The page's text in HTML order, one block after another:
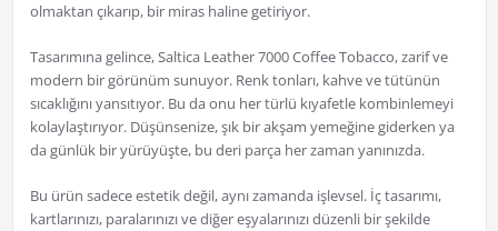
olmaktan çıkarıp, bir miras haline getiriyor.
Tasarımına gelince, Saltica Leather 7000 Coffee Tobacco, zarif ve
modern bir görünüm sunuyor. Renk tonları, kahve ve tütünün
sıcaklığını yansıtıyor. Bu da onu her türlü kıyafetle kombinlemeyi
kolaylaştırıyor. Düşünsenize, şık bir akşam yemeğine giderken ya
da günlük bir yürüyüşte, bu deri parça her zaman yanınızda.
Bu ürün sadece estetik değil, aynı zamanda işlevsel. İç tasarımı,
kartlarınızı, paralarınızı ve diğer eşyalarınızı düzenli bir şekilde